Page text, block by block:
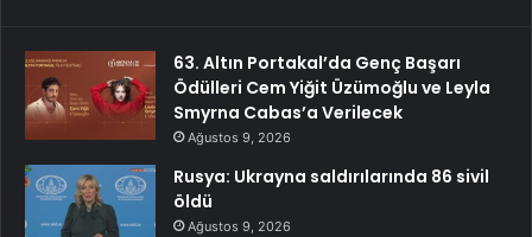
63. Altın Portakal’da Genç Başarı
Ödülleri Cem Yiğit Üzümoğlu ve Leyla
Smyrna Cabas’a Verilecek
Ağustos 9, 2026
Rusya: Ukrayna saldırılarında 86 sivil
öldü
Ağustos 9, 2026